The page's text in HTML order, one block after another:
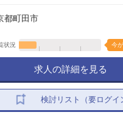
都町田市
状況 今
求人の詳細を見る
検討リスト（要ログイ